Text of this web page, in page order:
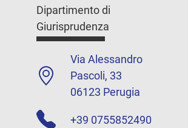
Dipartimento di
Giurisprudenza
Via Alessandro
Pascoli, 33
06123 Perugia
+39 0755852490